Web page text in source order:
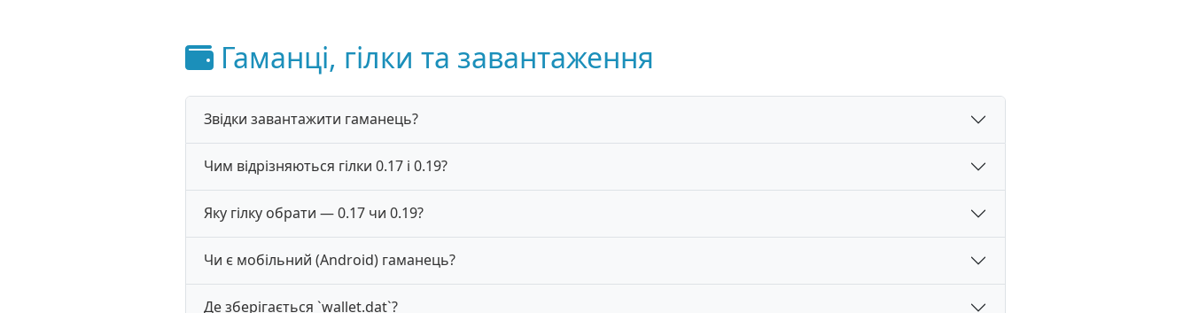
Гаманці, гілки та завантаження
Звідки завантажити гаманець?
Чим відрізняються гілки 0.17 і 0.19?
Яку гілку обрати — 0.17 чи 0.19?
Чи є мобільний (Android) гаманець?
Де зберігається `wallet.dat`?